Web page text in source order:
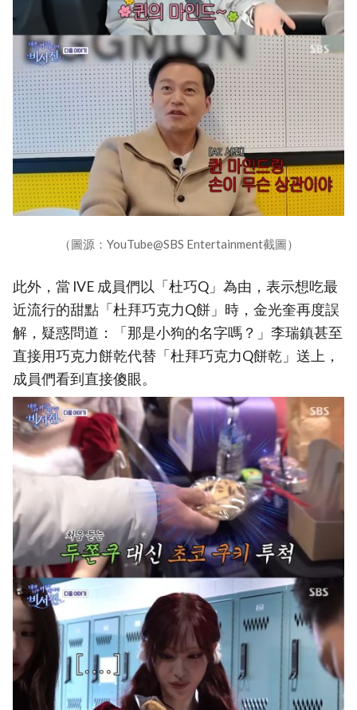
（圖源：YouTube@SBS Entertainment截圖）
此外，當 IVE 成員們以「杜巧Q」為由，表示想吃最
近流行的甜點「杜拜巧克力Q餅」時，金光奎再度誤
解，疑惑問道：「那是小狗的名字嗎？」李瑞鎮甚至
直接用巧克力餅乾代替「杜拜巧克力Q餅乾」送上，
成員們看到直接傻眼。